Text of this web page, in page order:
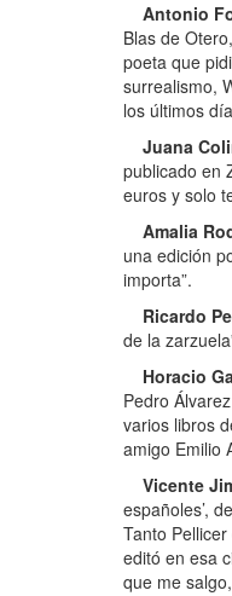
Antonio
Blas de
poeta que
surrealismo,
los últimos
Juana
publicado en
euros y solo
Amalia
una edición
importa”.
Ricardo
de la
Horacio
Pedro
varios libros
amigo Emilio
Vicente
españoles’,
Tanto
editó en esa
que me